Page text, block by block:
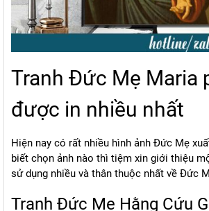
Tranh Đức Mẹ Maria
được in nhiều nhất
Hiện nay có rất nhiều hình ảnh Đức Mẹ
biết chọn ảnh nào thì tiệm xin giới thiệu
sử dụng nhiều và thân thuộc nhất về Đức
Tranh Đức Mẹ Hằng Cứu